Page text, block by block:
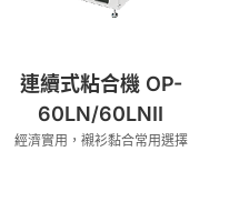
連續式粘合機 OP-
60LN/60LNII
經濟實用，襯衫黏合常用選擇